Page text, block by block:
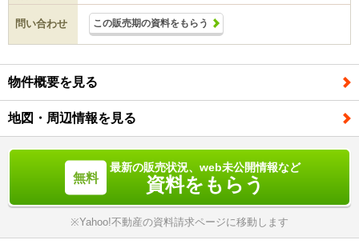
問い合わせ この販売期の資料をもらう
物件概要を見る
地図・周辺情報を見る
最新の販売状況、web未公開情報など
資料をもらう
※Yahoo!不動産の資料請求ページに移動します